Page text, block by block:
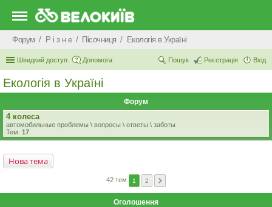
Форум Р i з н е Пісочниця Екологiя в Україні
Швидкий доступ Допомога Вхід
Реєстрація
Пошук
Екологiя в Україні
Форум
4 колеса
автомобильные проблемы \ вопросы \ ответы \ заботы
Тем: 17
Нова тема
42 тем 1 2
Оголошення